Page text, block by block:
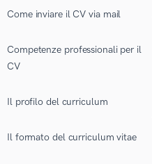
Come inviare il CV via mail
Competenze professionali per il
CV
Il profilo del curriculum
Il formato del curriculum vitae